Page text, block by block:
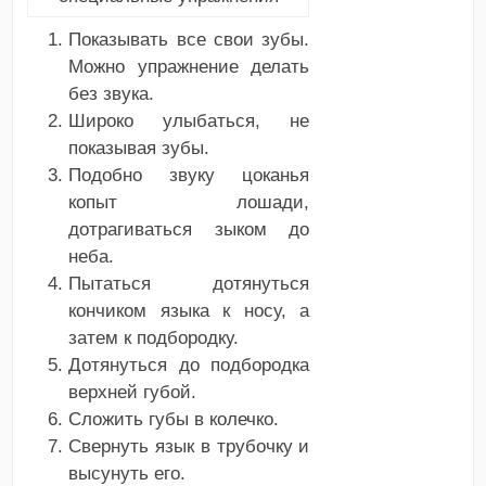
Показывать все свои зубы.
Можно упражнение делать
без звука.
Широко улыбаться, не
показывая зубы.
Подобно звуку цоканья
копыт лошади,
дотрагиваться зыком до
неба.
Пытаться дотянуться
кончиком языка к носу, а
затем к подбородку.
Дотянуться до подбородка
верхней губой.
Сложить губы в колечко.
Свернуть язык в трубочку и
высунуть его.